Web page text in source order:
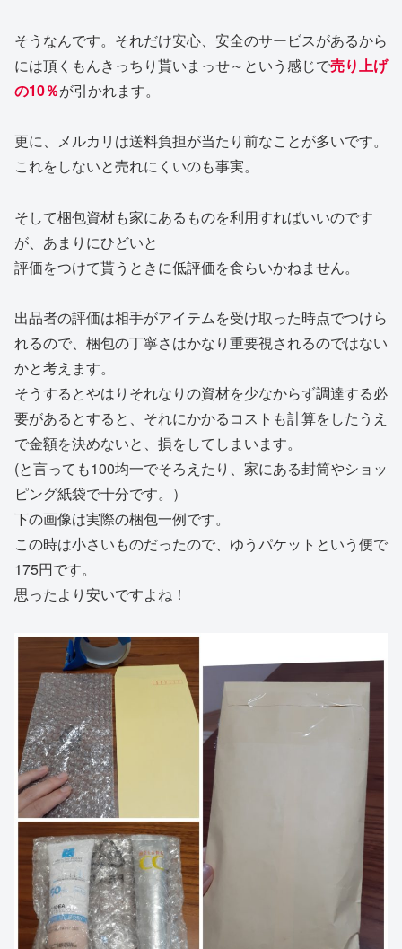
そうなんです。それだけ安心、安全のサービスがあるから
には頂くもんきっちり貰いまっせ～という感じで売り上げ
の10％が引かれます。
更に、メルカリは送料負担が当たり前なことが多いです。
これをしないと売れにくいのも事実。
そして梱包資材も家にあるものを利用すればいいのです
が、あまりにひどいと
評価をつけて貰うときに低評価を食らいかねません。
出品者の評価は相手がアイテムを受け取った時点でつけら
れるので、梱包の丁寧さはかなり重要視されるのではない
かと考えます。
そうするとやはりそれなりの資材を少なからず調達する必
要があるとすると、それにかかるコストも計算をしたうえ
で金額を決めないと、損をしてしまいます。
(と言っても100均一でそろえたり、家にある封筒やショッ
ピング紙袋で十分です。）
下の画像は実際の梱包一例です。
この時は小さいものだったので、ゆうパケットという便で
175円です。
思ったより安いですよね！